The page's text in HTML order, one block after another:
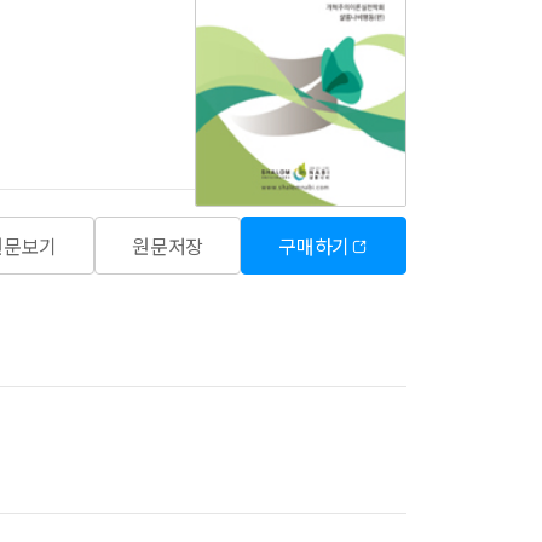
보기 원문저장 구매하기